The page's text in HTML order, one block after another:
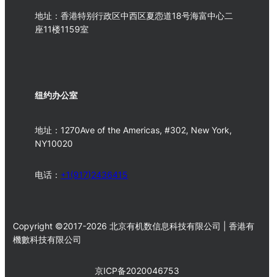
地址：香港特别行政区中西区夏悫道18号海富中心二
座11楼1159室
纽约办公室
地址：1270Ave of the Americas, #302, New York,
NY10020
电话： +1(917)2436415
Copyright ©2017-2026 北京有机数信息科技有限公司 | 香港有
機數科技有限公司
京ICP备2020046753